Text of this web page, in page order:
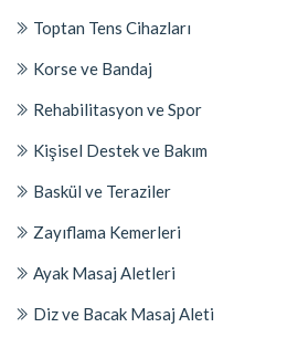
Toptan Tens Cihazları
Korse ve Bandaj
Rehabilitasyon ve Spor
Kişisel Destek ve Bakım
Baskül ve Teraziler
Zayıflama Kemerleri
Ayak Masaj Aletleri
Diz ve Bacak Masaj Aleti